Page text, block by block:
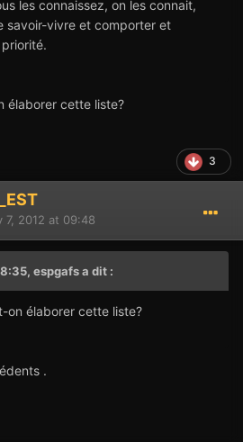
les connaissez, on les connait,
savoir-vivre et comporter et
élaborer cette liste?
3
7, 2012 at 09:48
espgafs a dit :
on élaborer cette liste?
.